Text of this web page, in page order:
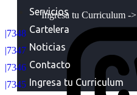
Ingresa tu Curriculum ->
Servicios
Cartelera
Noticias
Contacto
Ingresa tu Curriculum
|7348
|7347
|7346
|7345